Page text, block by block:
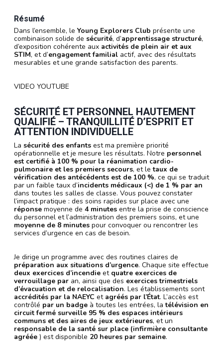
Résumé
Dans l’ensemble, le Young Explorers Club présente une
combinaison solide de sécurité, d’apprentissage structuré,
d’exposition cohérente aux activités de plein air et aux
STIM, et d’engagement familial actif, avec des résultats
mesurables et une grande satisfaction des parents.
VIDEO YOUTUBE
SÉCURITÉ ET PERSONNEL HAUTEMENT
QUALIFIÉ – TRANQUILLITÉ D’ESPRIT ET
ATTENTION INDIVIDUELLE
La sécurité des enfants est ma première priorité
opérationnelle et je mesure les résultats. Notre personnel
est certifié à 100 % pour la réanimation cardio-
pulmonaire et les premiers secours, et letaux de
vérification des antécédents est de 100 %, ce qui se traduit
par un faible taux d’incidents médicaux (<) de 1 % par an
dans toutes les salles de classe. Vous pouvez constater
l’impact pratique : des soins rapides sur place avec une
réponse moyenne de 4 minutes entre la prise de conscience
du personnel et l’administration des premiers soins, et une
moyenne de 8 minutes pour convoquer ou rencontrer les
services d’urgence en cas de besoin.
Je dirige un programme avec des routines claires de
préparation aux situations d’urgence. Chaque site effectue
deux exercices d’incendie et quatre exercices de
verrouillage par an, ainsi que des exercices trimestriels
d’évacuation et de relocalisation. Les établissements sont
accrédités par la NAEYC et agréés par l’État. L’accès est
contrôlé par un badge à toutes les entrées, latélévision en
circuit fermé surveille 95 % des espaces intérieurs
communs et des aires de jeux extérieures, et un
responsable de la santé sur place (infirmière consultante
agréée ) est disponible 20 heures par semaine.